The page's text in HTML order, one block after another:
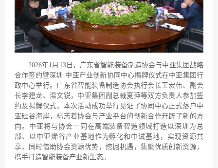
2026年1月13日，广东省智能装备制造协会与中亚集团战略
合作签约暨深圳·中亚产业创新协同中心揭牌仪式在中亚集团行
政中心举行。广东省智能装备制造协会执行会长王宏伟、副会
长李建龙、温文锐，中亚集团副总裁夏萍等双方负责人参加签
约及揭牌仪式，本次活动成功举行见证了协同中心正式落户中
亚硅谷海岸，标志着协会与产业平台的创新合作开辟了新的方
向。中亚将与协会一同在高端装备智造领域打造以深圳为总
部、以中亚烯谷产业基地作为孵化和中试基地，实现资源共
享，同时借助协会资源优势，挖掘机遇，集聚优质创新资源，
携手打造智能装备产业新生态。